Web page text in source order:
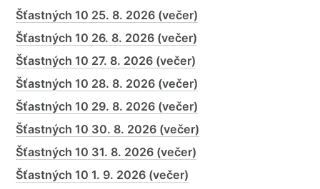
Šťastných 10 25. 8. 2026 (večer)
Šťastných 10 26. 8. 2026 (večer)
Šťastných 10 27. 8. 2026 (večer)
Šťastných 10 28. 8. 2026 (večer)
Šťastných 10 29. 8. 2026 (večer)
Šťastných 10 30. 8. 2026 (večer)
Šťastných 10 31. 8. 2026 (večer)
Šťastných 10 1. 9. 2026 (večer)